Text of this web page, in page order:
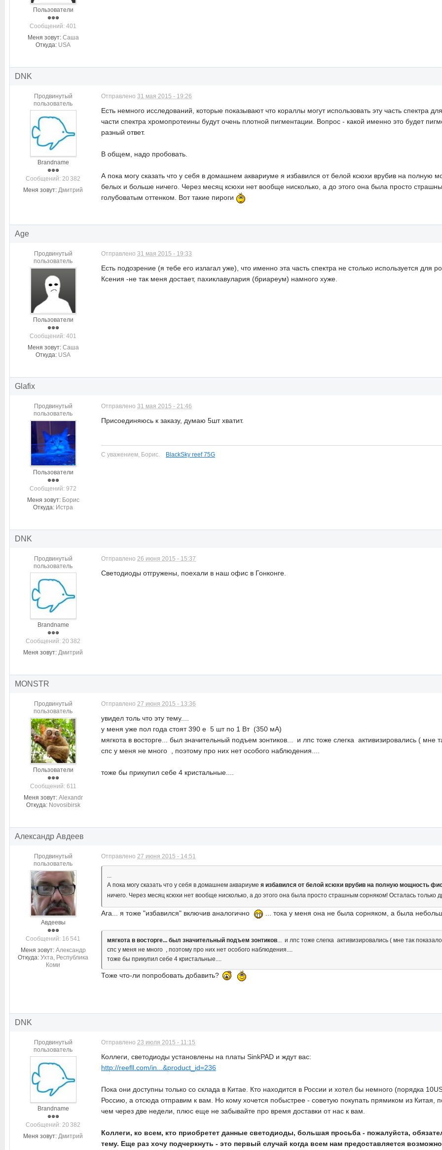
Пользователи
Cообщений: 401
Меня зовут: Саша
Откуда: USA
DNK
Продвинутый
пользователь
Brandname
Cообщений: 20 382
Меня зовут: Дмитрий
Отправлено 31 мая 2015 - 19:26
Есть немного исследований, которые показывают что кораллы могут использовать эту часть спектра
части спектра хромопротеины будут очень плотной пигментации. Вопрос - какой именно это будет
разный ответ.
В общем, надо пробовать.
А пока могу сказать что у себя в домашнем аквариуме я избавился от белой ксюхи врубив на
белых и больше ничего. Через месяц ксюхи нет вообще нисколько, а до этого она была просто
голубоватым оттенком. Вот такие пироги
Age
Продвинутый
пользователь
Пользователи
Cообщений: 401
Меня зовут: Саша
Откуда: USA
Отправлено 31 мая 2015 - 19:33
Есть подозрение (я тебе его излагал уже), что именно эта часть спектра не столько используется для
Ксения -не так меня достает, пахиклавулария (бриареум) намного хуже.
Glafix
Продвинутый
пользователь
Пользователи
Cообщений: 972
Меня зовут: Борис
Откуда: Истра
Отправлено 31 мая 2015 - 21:46
Присоединяюсь к заказу, думаю 5шт хватит.
С уважением, Борис. BlackSky reef 75G
DNK
Продвинутый
пользователь
Brandname
Cообщений: 20 382
Меня зовут: Дмитрий
Отправлено 26 июня 2015 - 15:37
Светодиоды отгружены, поехали в наш офис в Гонконге.
MONSTR
Продвинутый
пользователь
Пользователи
Cообщений: 611
Меня зовут: Alexandr
Откуда: Novosibirsk
Отправлено 27 июня 2015 - 13:36
увидел толь что эту тему....
у меня уже пол года стоят 390 е 5 шт по 1 Вт (350 мА)
мягкота в восторге... был значительный подъем зонтиков... и лпс тоже слегка активизировались ( мне
спс у меня не много , поэтому про них нет особого наблюдения....
тоже бы прикупил себе 4 кристальные....
Александр Авдеев
Продвинутый
пользователь
Авдеевы
Cообщений: 16 541
Меня зовут: Александр
Откуда: Ухта, Республика
Коми
Отправлено 27 июня 2015 - 14:51
...
А пока могу сказать что у себя в домашнем аквариуме я избавился от белой ксюхи врубив на полную мощность
ничего. Через месяц ксюхи нет вообще нисколько, а до этого она была просто страшным сорняком! Осталась только
Ага... я тоже "избавился" включив аналогично ... тока у меня она не была сорняком, а была
мягкота в восторге... был значительный подъем зонтиков ... и лпс тоже слегка активизировались ( мне так
спс у меня не много , поэтому про них нет особого наблюдения....
тоже бы прикупил себе 4 кристальные....
Тоже что-ли попробовать добавить?
DNK
Продвинутый
пользователь
Brandname
Cообщений: 20 382
Меня зовут: Дмитрий
Отправлено 23 июля 2015 - 11:15
Коллеги, светодиоды установлены на платы SinkPAD и ждут вас:
http://reefll.com/in...&product_id=236
Пока они доступны только со склада в Китае. Кто находится в России и хотел бы немного (порядка
Россию, а отсюда отправим к вам. Но кому хочется побыстрее - советую покупать прямиком из Китая,
чем через две недели, плюс еще не забывайте про время доставки от нас к вам.
Коллеги, ко всем, кто приобретет данные светодиоды, большая просьба - пожалуйста,
тему. Еще раз хочу подчеркнуть - это первый случай когда всем нам предоставляется